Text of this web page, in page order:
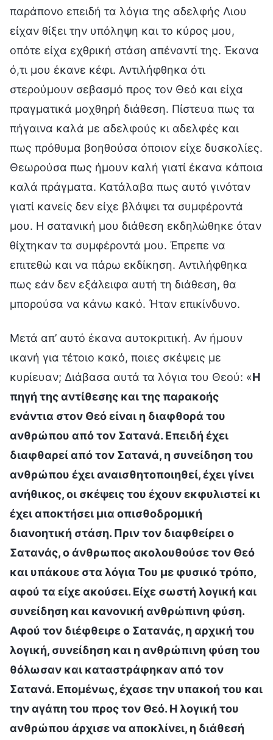
παράπονο επειδή τα λόγια της αδελφής Λιου
είχαν θίξει την υπόληψη και το κύρος μου,
οπότε είχα εχθρική στάση απέναντί της. Έκανα
ό,τι μου έκανε κέφι. Αντιλήφθηκα ότι
στερούμουν σεβασμό προς τον Θεό και είχα
πραγματικά μοχθηρή διάθεση. Πίστευα πως τα
πήγαινα καλά με αδελφούς κι αδελφές και
πως πρόθυμα βοηθούσα όποιον είχε δυσκολίες.
Θεωρούσα πως ήμουν καλή γιατί έκανα κάποια
καλά πράγματα. Κατάλαβα πως αυτό γινόταν
γιατί κανείς δεν είχε βλάψει τα συμφέροντά
μου. Η σατανική μου διάθεση εκδηλώθηκε όταν
θίχτηκαν τα συμφέροντά μου. Έπρεπε να
επιτεθώ και να πάρω εκδίκηση. Αντιλήφθηκα
πως εάν δεν εξάλειφα αυτή τη διάθεση, θα
μπορούσα να κάνω κακό. Ήταν επικίνδυνο.
Μετά απ’ αυτό έκανα αυτοκριτική. Αν ήμουν
ικανή για τέτοιο κακό, ποιες σκέψεις με
κυρίευαν; Διάβασα αυτά τα λόγια του Θεού: «Η
πηγή της αντίθεσης και της παρακοής
ενάντια στον Θεό είναι η διαφθορά του
ανθρώπου από τον Σατανά. Επειδή έχει
διαφθαρεί από τον Σατανά, η συνείδηση του
ανθρώπου έχει αναισθητοποιηθεί, έχει γίνει
ανήθικος, οι σκέψεις του έχουν εκφυλιστεί κι
έχει αποκτήσει μια οπισθοδρομική
διανοητική στάση. Πριν τον διαφθείρει ο
Σατανάς, ο άνθρωπος ακολουθούσε τον Θεό
και υπάκουε στα λόγια Του με φυσικό τρόπο,
αφού τα είχε ακούσει. Είχε σωστή λογική και
συνείδηση και κανονική ανθρώπινη φύση.
Αφού τον διέφθειρε ο Σατανάς, η αρχική του
λογική, συνείδηση και η ανθρώπινη φύση του
θόλωσαν και καταστράφηκαν από τον
Σατανά. Επομένως, έχασε την υπακοή του και
την αγάπη του προς τον Θεό. Η λογική του
ανθρώπου άρχισε να αποκλίνει, η διάθεσή